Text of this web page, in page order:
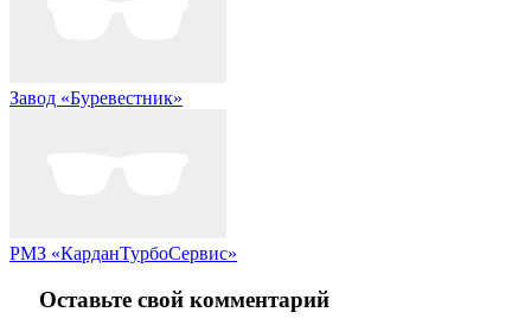
Завод «Буревестник»
РМЗ «КарданТурбоСервис»
Оставьте свой комментарий